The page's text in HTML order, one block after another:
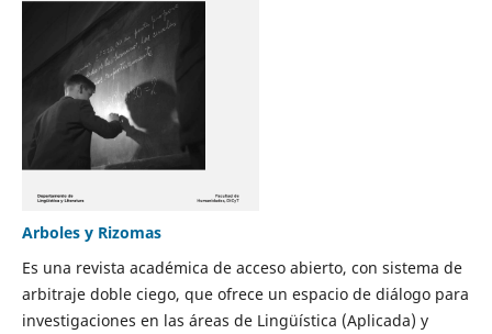
Arboles y Rizomas
Es una revista académica de acceso abierto, con sistema de
arbitraje doble ciego, que ofrece un espacio de diálogo para
investigaciones en las áreas de Lingüística (Aplicada) y